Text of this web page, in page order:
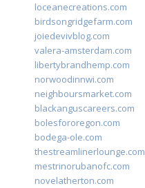
loceanecreations.com
birdsongridgefarm.com
joiedevivblog.com
valera-amsterdam.com
libertybrandhemp.com
norwoodinnwi.com
neighboursmarket.com
blackanguscareers.com
bolesfororegon.com
bodega-ole.com
thestreamlinerlounge.com
mestrinorubanofc.com
novelatherton.com